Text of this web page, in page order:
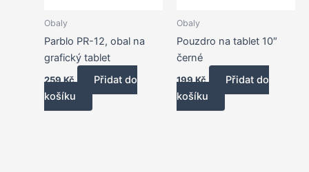
Obaly
Parblo PR-12, obal na
grafický tablet
259Kč
Přidat do
košíku
Obaly
Pouzdro na tablet 10″
černé
199Kč
Přidat do
košíku